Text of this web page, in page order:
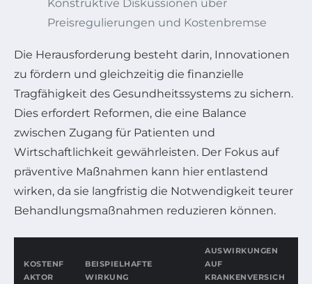
Konstruktive Diskussionen über
Preisregulierungen und Kostenbremse
Die Herausforderung besteht darin, Innovationen
zu fördern und gleichzeitig die finanzielle
Tragfähigkeit des Gesundheitssystems zu sichern.
Dies erfordert Reformen, die eine Balance
zwischen Zugang für Patienten und
Wirtschaftlichkeit gewährleisten. Der Fokus auf
präventive Maßnahmen kann hier entlastend
wirken, da sie langfristig die Notwendigkeit teurer
Behandlungsmaßnahmen reduzieren können.
KOSTENF
AKTOR
BEISPIELHAFTE
WIRKUNG
AUSWIRKUNGEN
AUF
KRANKENVERSICH